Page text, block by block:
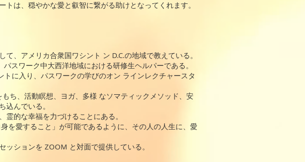
は、穏やかな愛と叡智に繋がる助けとなってくれます。
、アメリカ合衆国ワシント ン D.C.の地域で教えている。
スワーク中大西洋地域における研修生ヘルパーである。
トに入り、パスワークの学びのオン ラインレクチャースタ
ち、活動瞑想、ヨガ、多様 なソマティックメソッド、安
込んでいる。
的な幸福を力づけることにある。
を愛すること」が可能であるように、その人の人生に、愛
ッションを ZOOM と対面で提供している。